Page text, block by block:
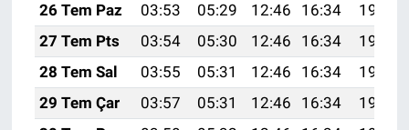
26 Tem Paz
03:53 05:29 12:46 16:34
19:53
27 Tem Pts
03:54 05:30 12:46 16:34
19:53
28 Tem Sal
03:55 05:31 12:46 16:34
19:52
29 Tem Çar
03:57 05:31 12:46 16:34
19:51